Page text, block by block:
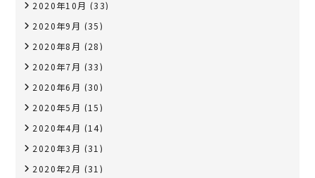
2020年10月 (33)
2020年9月 (35)
2020年8月 (28)
2020年7月 (33)
2020年6月 (30)
2020年5月 (15)
2020年4月 (14)
2020年3月 (31)
2020年2月 (31)